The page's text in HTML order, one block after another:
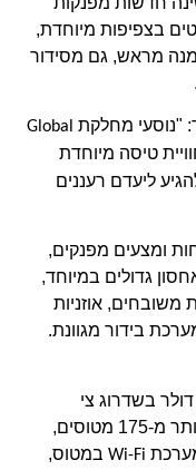
של 250 סוגי חוטים בצפיפות מיוחדת,
מראש, גם מסידור
"נוסעי מחלקת Global
טיסה מיוחדת
ליעדם רעננים
ומצעים מפנקים,
גדולים במיוחד,
משובחים, אוזניות
בידור מגוונת.
השקיעה כ- 550 מיליון דולר בשדרוג צי
מטוסיה, שכולל מושבי מיטה שטוחה ביותר מ-175 מטוסים,
Wi-Fi במטוס,